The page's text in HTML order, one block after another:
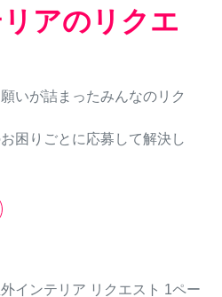
アのリクエ
いが詰まったみんなのリク
困りごとに応募して解決し
インテリア リクエスト 1ペー